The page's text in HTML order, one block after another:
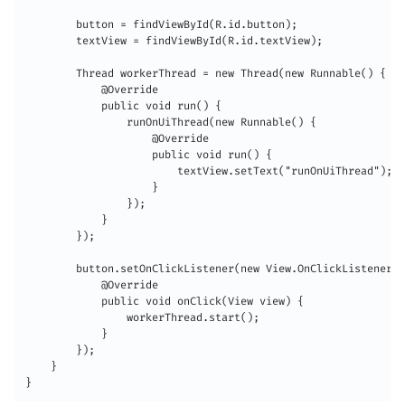
        button = findViewById(R.id.button);
        textView = findViewById(R.id.textView);
        Thread workerThread = new Thread(new Runnable() {
            @Override
            public void run() {
                runOnUiThread(new Runnable() {
                    @Override
                    public void run() {
                        textView.setText("runOnUiThread");
                    }
                });
            }
        });
button.setOnClickListener(new
            @Override
            public void onClick(View view) {
                workerThread.start();
            }
        });
    }
}